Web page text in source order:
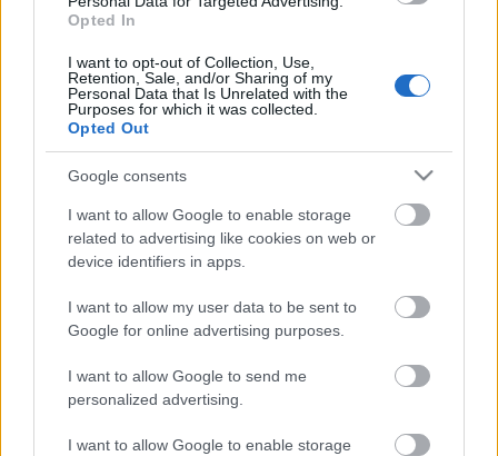
Opted In
I want to opt-out of Collection, Use,
Retention, Sale, and/or Sharing of my
Personal Data that Is Unrelated with the
Purposes for which it was collected.
Opted Out
Google consents
I want to allow Google to enable storage
related to advertising like cookies on web or
device identifiers in apps.
I want to allow my user data to be sent to
Google for online advertising purposes.
I want to allow Google to send me
personalized advertising.
I want to allow Google to enable storage
A kép forrása: tv2.hu